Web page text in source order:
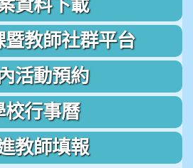
資料下載
暨教師社群平台
活動預約
校行事曆
教師填報